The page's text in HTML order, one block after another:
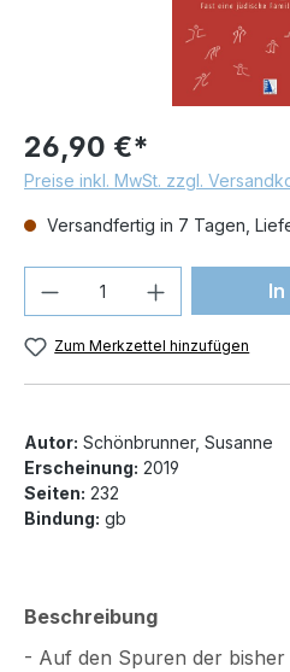
26,90 €*
Preise inkl. MwSt. zzgl.
Versandfertig in 7 Tagen,
Produkt Anzahl:
Zum Merkzettel hinzufügen
Autor: Schönbrunner, Susanne
Erscheinung: 2019
Seiten: 232
Bindung: gb
Beschreibung
- Auf den Spuren der